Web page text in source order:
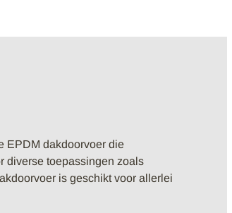
EPDM dakdoorvoer die
diverse toepassingen zoals
is geschikt voor allerlei